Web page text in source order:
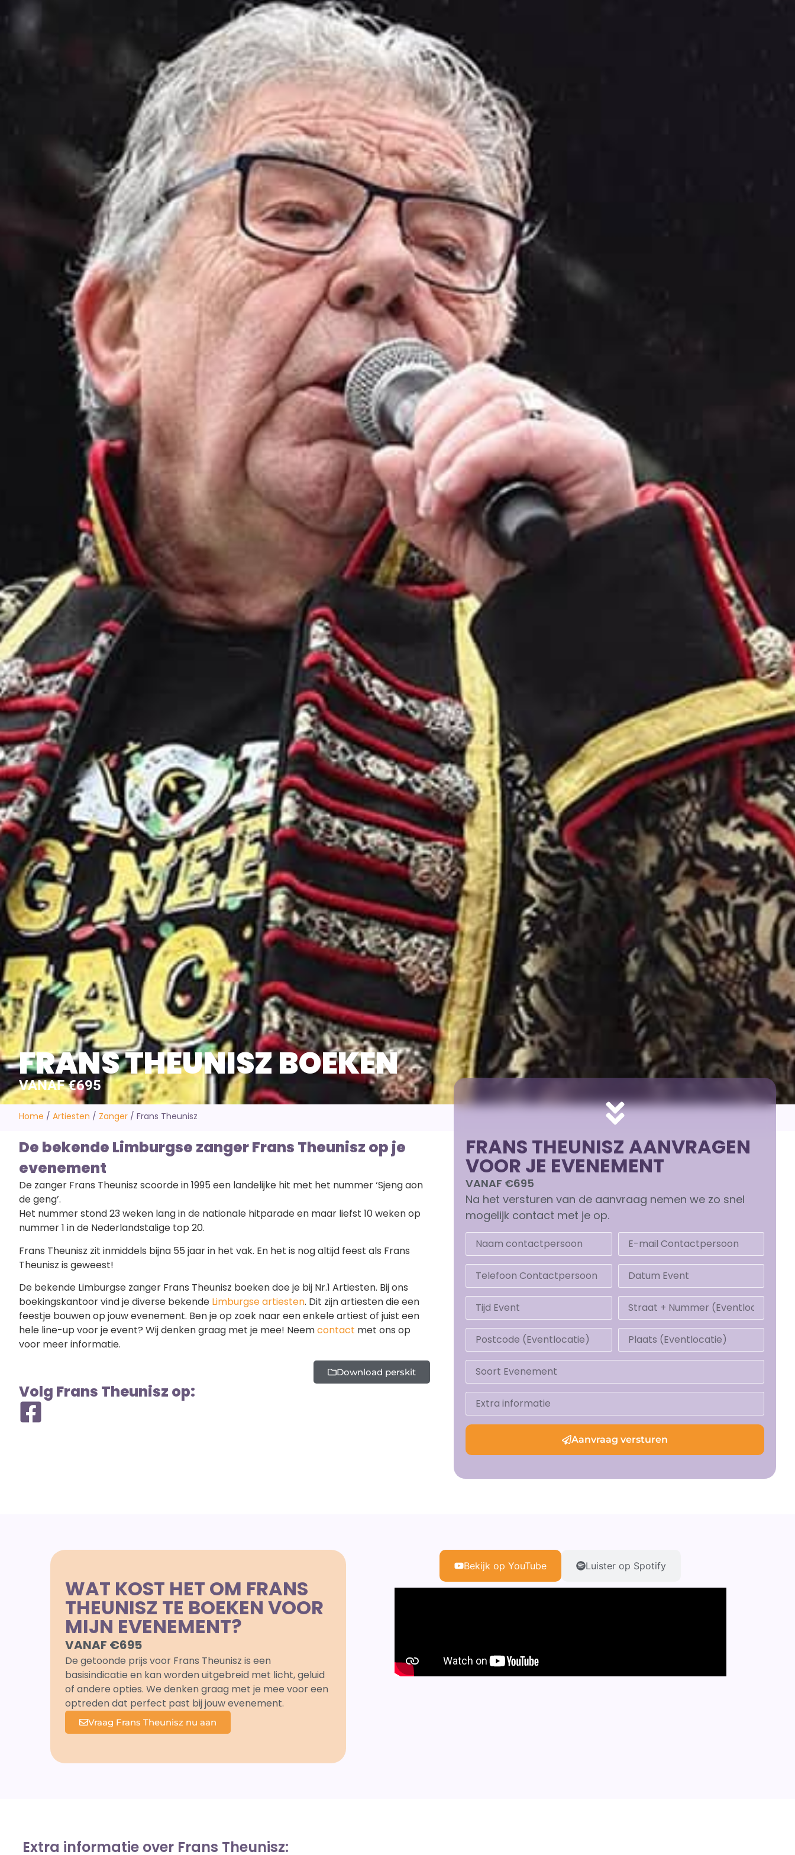
VANAF €695
FRANS THEUNISZ BOEKEN
Home / Artiesten / Zanger / Frans Theunisz
De bekende Limburgse zanger Frans Theunisz op je
evenement
De zanger Frans Theunisz scoorde in 1995 een landelijke hit met het nummer ‘Sjeng aon
de geng’.
Het nummer stond 23 weken lang in de nationale hitparade en maar liefst 10 weken op
nummer 1 in de Nederlandstalige top 20.
Frans Theunisz zit inmiddels bijna 55 jaar in het vak. En het is nog altijd feest als Frans
Theunisz is geweest!
De bekende Limburgse zanger Frans Theunisz boeken doe je bij Nr.1 Artiesten. Bij ons
boekingskantoor vind je diverse bekende Limburgse artiesten. Dit zijn artiesten die een
feestje bouwen op jouw evenement. Ben je op zoek naar een enkele artiest of juist een
hele line-up voor je event? Wij denken graag met je mee! Neemcontact met ons op
voor meer informatie.
Download perskit
Volg Frans Theunisz op:
FRANS THEUNISZ AANVRAGEN
VOOR JE EVENEMENT
VANAF €695
Na het versturen van de aanvraag nemen we zo snel
mogelijk contact met je op.
Aanvraag versturen
WAT KOST HET OM FRANS
THEUNISZ TE BOEKEN VOOR
MIJN EVENEMENT?
VANAF €695
De getoonde prijs voor Frans Theunisz is een
basisindicatie en kan worden uitgebreid met licht, geluid
of andere opties. We denken graag met je mee voor een
optreden dat perfect past bij jouw evenement.
Vraag Frans Theunisz nu aan
Bekijk op YouTube Luister op Spotify
Extra informatie over Frans Theunisz: